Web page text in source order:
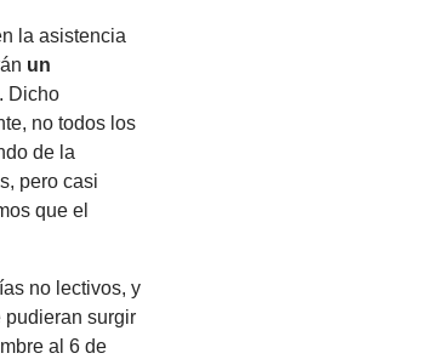
la asistencia
un
Dicho
no todos los
de la
pero casi
que el
no lectivos, y
pudieran surgir
al 6 de